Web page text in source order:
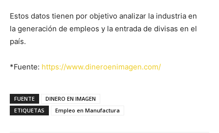
Estos datos tienen por objetivo analizar la industria en
la generación de empleos y la entrada de divisas en el
país.
*Fuente: https://www.dineroenimagen.com/
FUENTE
DINERO EN IMAGEN
ETIQUETAS
Empleo en Manufactura